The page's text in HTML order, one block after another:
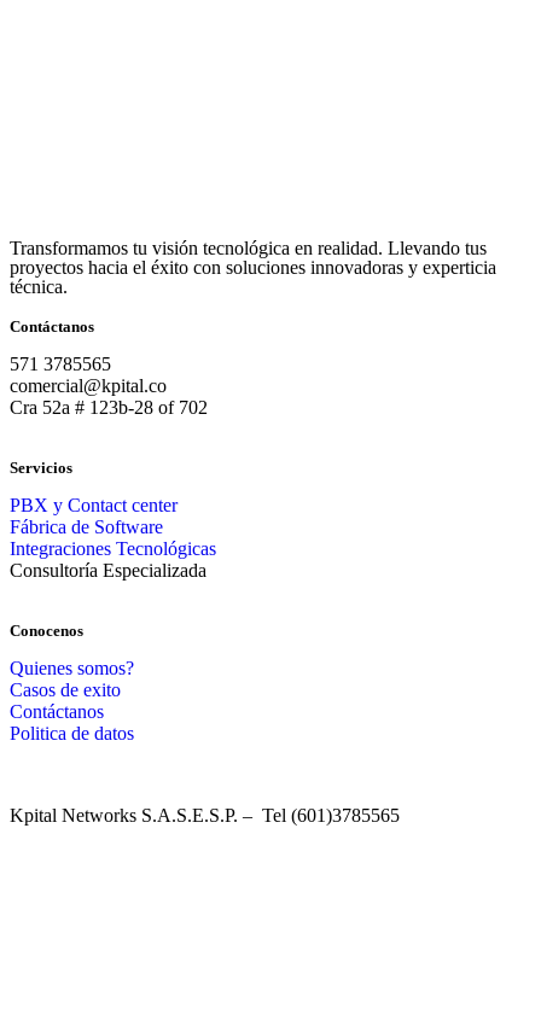
Transformamos tu visión tecnológica en realidad. Llevando tus
proyectos hacia el éxito con soluciones innovadoras y experticia
técnica.
Contáctanos
571 3785565
comercial@kpital.co
Cra 52a # 123b-28 of 702
Servicios
PBX y Contact center
Fábrica de Software
Integraciones Tecnológicas
Consultoría Especializada
Conocenos
Quienes somos?
Casos de exito
Contáctanos
Politica de datos
Kpital Networks S.A.S.E.S.P. – Tel (601)3785565